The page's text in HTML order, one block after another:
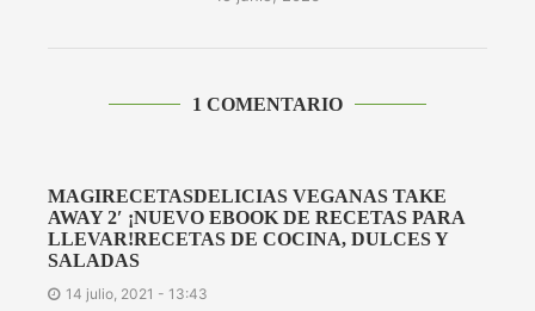
1 COMENTARIO
MAGIRECETASDELICIAS VEGANAS TAKE
AWAY 2′ ¡NUEVO EBOOK DE RECETAS PARA
LLEVAR!RECETAS DE COCINA, DULCES Y
SALADAS
14 julio, 2021 - 13:43